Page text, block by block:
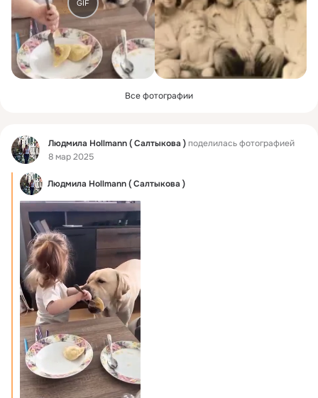
GIF
Все фотографии
Фид Людмила Hollmann ( Салтыкова )поделилась фотографией
8 мар 2025
Людмила Hollmann ( Салтыкова )